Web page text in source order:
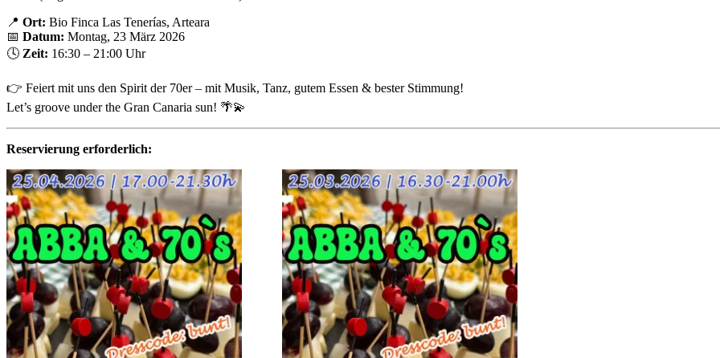
📍 Ort: Bio Finca Las Tenerías, Arteara
📅 Datum: Montag, 23 März 2026
🕓 Zeit: 16:30 – 21:00 Uhr
👉 Feiert mit uns den Spirit der 70er – mit Musik, Tanz, gutem Essen & bester Stimmung!
Let’s groove under the Gran Canaria sun! 🌴💫
Reservierung erforderlich: